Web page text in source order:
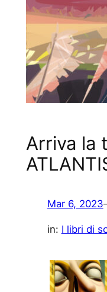
Arriva la
Mar 6, 2023
in: I libri di